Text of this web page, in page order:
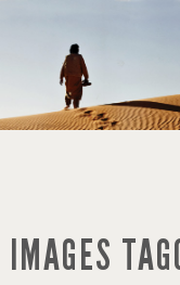
IMAGES